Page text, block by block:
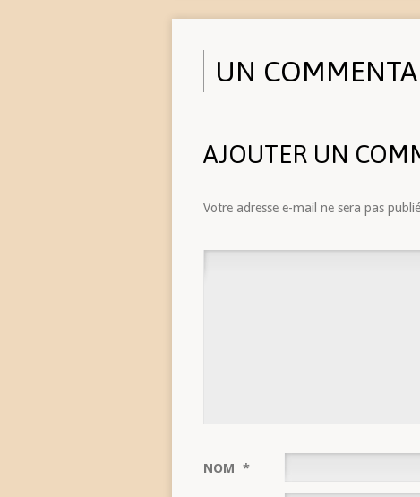
UN
AJOUTER UN
Votre adresse e-mail ne sera pas
NOM *